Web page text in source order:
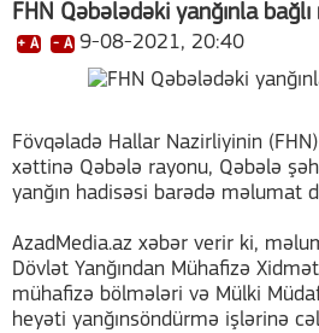
FHN Qəbələdəki yanğınla
+ A - A 9-08-2021, 20:40
Fövqəladə Hallar Nazirliyinin
xəttinə Qəbələ rayonu, Qəbələ
yanğın hadisəsi barədə məlumat
AzadMedia.az xəbər verir ki,
Dövlət Yanğından Mühafizə
mühafizə bölmələri və Mülki
heyəti yanğınsöndürmə işlərinə